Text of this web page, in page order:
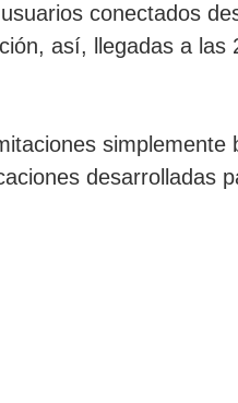
conectados
así, llegadas a
simplemente
desarrolladas